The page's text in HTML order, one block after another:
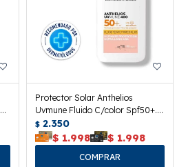
Protector Solar Anthelios
Uvmune Fluido C/color Spf50+.
50ml
$ 2.350
$ 1.998 $ 1.998